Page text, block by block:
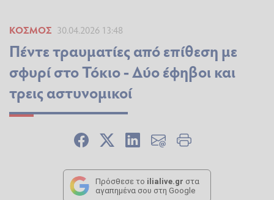
ΚΌΣΜΟΣ 30.04.2026 13:48
Πέντε τραυματίες από επίθεση με
σφυρί στο Τόκιο - Δύο έφηβοι και
τρεις αστυνομικοί
Πρόσθεσε το ilialive.gr στα
αγαπημένα σου στη Google